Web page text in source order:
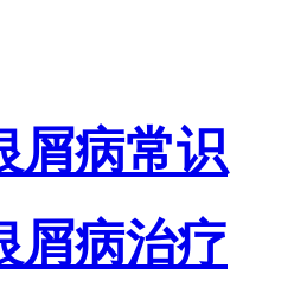
屑病常识
屑病治疗